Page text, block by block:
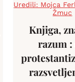
Uredili: Mojca
Žmuc
Knjiga,
razum :